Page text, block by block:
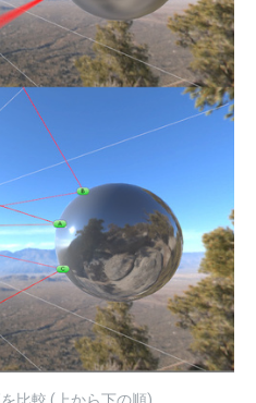
比較 (上から下の順)